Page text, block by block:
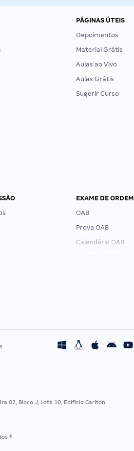
PÁGINAS ÚTEIS
Depoimentos
Material Grátis
Aulas ao Vivo
Aulas Grátis
Sugerir Curso
EXAME DE ORDEM
OAB
Prova OAB
Calendário OAB
02, Bloco J, Lote 10, Edifício Carlton
®